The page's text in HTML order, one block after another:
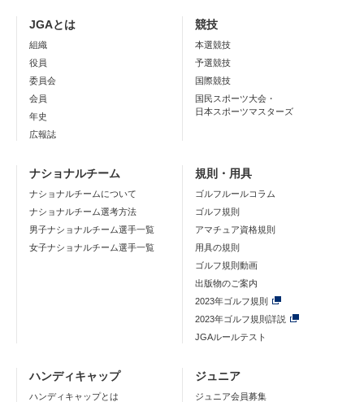
JGAとは
組織
役員
委員会
会員
年史
広報誌
競技
本選競技
予選競技
国際競技
国民スポーツ大会・
日本スポーツマスターズ
ナショナルチーム
ナショナルチームについて
ナショナルチーム選考方法
男子ナショナルチーム選手一覧
女子ナショナルチーム選手一覧
規則・用具
ゴルフルールコラム
ゴルフ規則
アマチュア資格規則
用具の規則
ゴルフ規則動画
出版物のご案内
2023年ゴルフ規則
2023年ゴルフ規則詳説
JGAルールテスト
ハンディキャップ
ハンディキャップとは
ジュニア
ジュニア会員募集